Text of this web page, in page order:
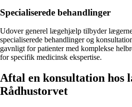
Specialiserede behandlinger
Udover generel lægehjælp tilbyder
specialiserede behandlinger og
gavnligt for patienter med komplekse
for specifik medicinsk ekspertise.
Aftal en konsultation hos
Rådhustorvet